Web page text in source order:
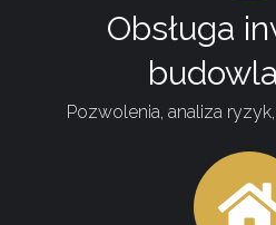
Obsługa
Pozwolenia, analiza